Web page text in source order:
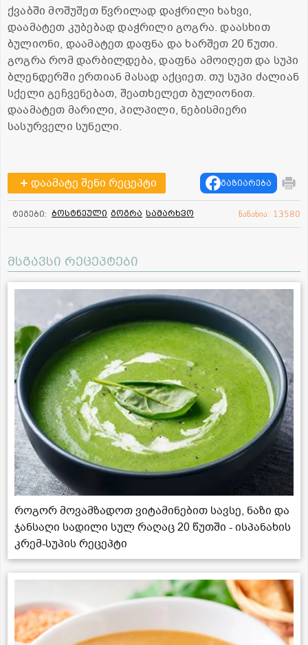
ქვაბში მოშუშეთ წვრილად დაჭრილი ხახვი,
დაამატეთ კუბებად დაჭრილი გოგრა. დაასხით
ბულიონი, დაამატეთ დაფნა და ხარშეთ 20 წუთი.
გოგრა რომ დარბილდება, დაფნა ამოიღეთ და სუპი
ბლენდერში ერთიან მასად აქციეთ. თუ სუპი ძალიან
სქელი გეჩვენებათ, შეათხელეთ ბულიონით.
დაამატეთ მარილი, პილპილი, ნებისმიერი
სასურველი სუნელი.
დაამატე შენი რეცეპტი გაზიარება
ტეგები: ბოსტნეული გოგრა სამარხვო ნანახია: 13580
მსგავსი რეცეპტები
როგორ მოვამზადოთ ვიტამინებით სავსე, ნაზი და
ჯანსაღი სადილი სულ რაღაც 20 წუთში - ისპანახის
კრემ-სუპის რეცეპტი